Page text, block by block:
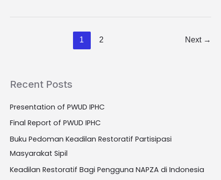
1 2 Next →
Recent Posts
Presentation of PWUD IPHC
Final Report of PWUD IPHC
Buku Pedoman Keadilan Restoratif Partisipasi
Masyarakat Sipil
Keadilan Restoratif Bagi Pengguna NAPZA di Indonesia